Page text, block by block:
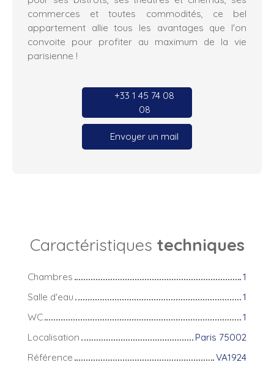
commerces et toutes commodités, ce bel
appartement allie tous les avantages que l'on
convoite pour profiter au maximum de la vie
parisienne !
+33 1 45 74 08
08
Envoyer un mail
Caractéristiques techniques
Chambres
1
Salle d'eau
1
WC
1
Localisation
Paris 75002
Référence
VA1924